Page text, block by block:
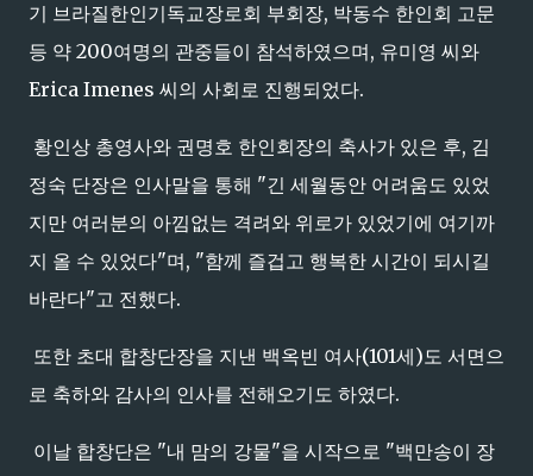
기 브라질한인기독교장로회 부회장, 박동수 한인회 고문
등 약 200여명의 관중들이 참석하였으며, 유미영 씨와
Erica Imenes 씨의 사회로 진행되었다.
황인상 총영사와 권명호 한인회장의 축사가 있은 후, 김
정숙 단장은 인사말을 통해 "긴 세월동안 어려움도 있었
지만 여러분의 아낌없는 격려와 위로가 있었기에 여기까
지 올 수 있었다"며, "함께 즐겁고 행복한 시간이 되시길
바란다"고 전했다.
또한 초대 합창단장을 지낸 백옥빈 여사(101세)도 서면으
로 축하와 감사의 인사를 전해오기도 하였다.
이날 합창단은 "내 맘의 강물"을 시작으로 "백만송이 장